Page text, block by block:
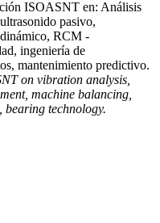
ISOASNT en: Análisis
pasivo,
RCM -
ingeniería de
mantenimiento predictivo.
on vibration analysis,
machine balancing,
bearing technology.